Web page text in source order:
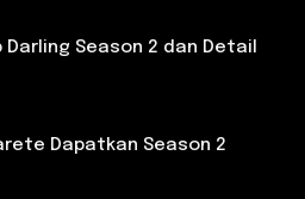
Darling Season 2 dan Detail
Dapatkan Season 2